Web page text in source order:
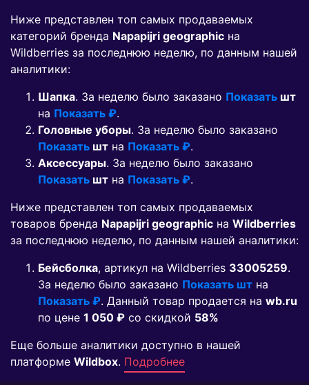
Ниже представлен топ самых продаваемых
категорий бренда Napapijri geographic на
Wildberries за последнюю неделю, по данным нашей
аналитики:
Шапка. За неделю было заказано Показать шт
на Показать ₽.
Головные уборы. За неделю было заказано
Показать шт на Показать ₽.
Аксессуары. За неделю было заказано
Показать шт на Показать ₽.
Ниже представлен топ самых продаваемых
товаров бренда Napapijri geographic на Wildberries
за последнюю неделю, по данным нашей аналитики:
Бейсболка, артикул на Wildberries 33005259.
За неделю было заказано Показать шт на
Показать ₽. Данный товар продается на wb.ru
по цене 1 050 ₽ co скидкой 58%
Еще больше аналитики доступно в нашей
платформе Wildbox. Подробнее